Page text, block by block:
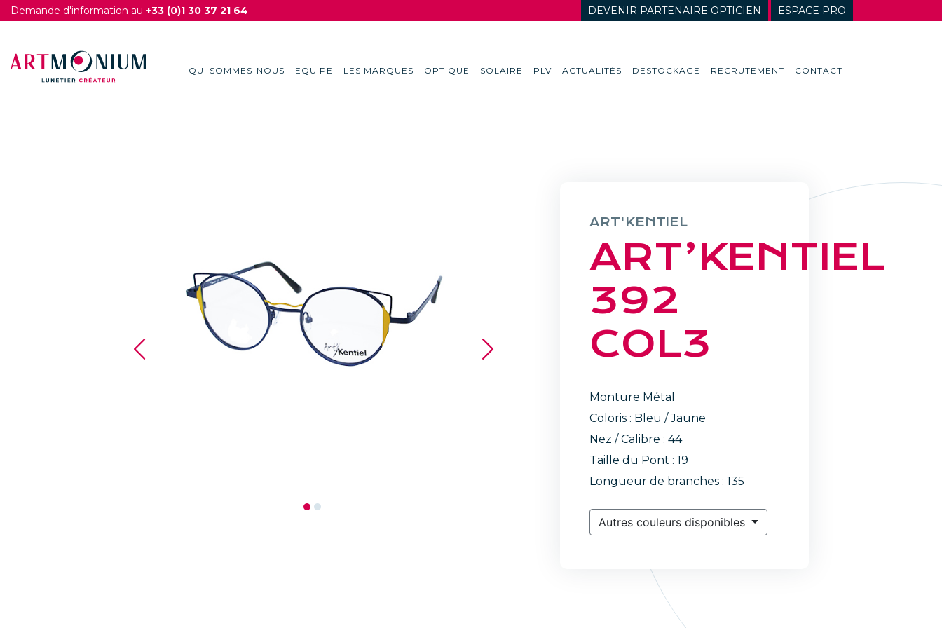
Demande d'information au +33 (0)1 30 37 21 64 DEVENIR PARTENAIRE OPTICIEN ESPACE PRO
QUI SOMMES-NOUS EQUIPE LES MARQUES OPTIQUE SOLAIRE PLV ACTUALITÉS DESTOCKAGE RECRUTEMENT CONTACT
ART'KENTIEL
ART’KENTIEL
392
COL3
Monture Métal
Coloris : Bleu / Jaune
Nez / Calibre : 44
Taille du Pont : 19
Longueur de branches : 135
Autres couleurs disponibles